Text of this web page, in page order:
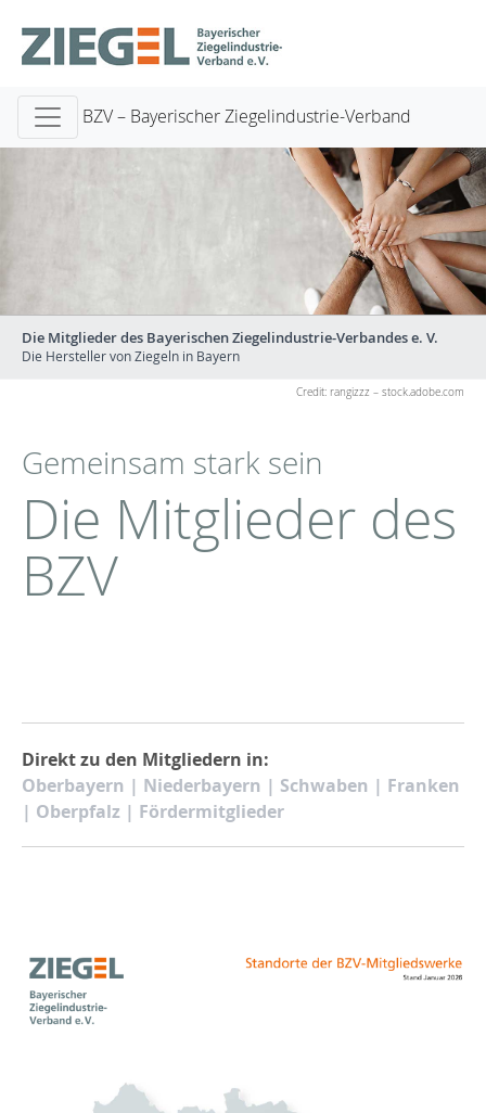
BZV – Bayerischer Ziegelindustrie-Verband
Die Mitglieder des Bayerischen Ziegelindustrie-Verbandes e. V.
Die Hersteller von Ziegeln in Bayern
Credit: rangizzz – stock.adobe.com
Gemeinsam stark sein
Die Mitglieder des
BZV
Direkt zu den Mitgliedern in:
Oberbayern | Niederbayern | Schwaben | Franken
| Oberpfalz | Fördermitglieder